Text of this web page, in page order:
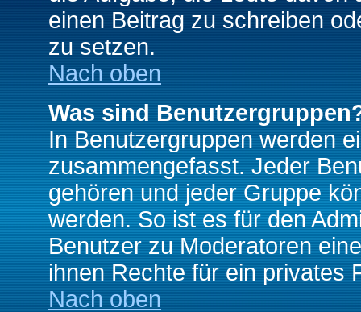
einen Beitrag zu schreiben
zu setzen.
Nach oben
Was sind
In Benutzergruppen werden
zusammengefasst. Jeder
gehören und jeder Gruppe
werden. So ist es für den
Benutzer zu Moderatoren
ihnen Rechte für ein privates
Nach oben